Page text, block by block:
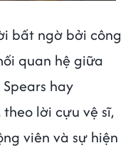
bất ngờ bởi công
quan hệ giữa
hay
theo lời cựu vệ sĩ,
viên và sự hiện